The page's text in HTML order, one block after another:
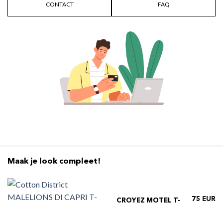
CONTACT FAQ
Maak je look compleet!
CROYEZ MOTEL T-
75